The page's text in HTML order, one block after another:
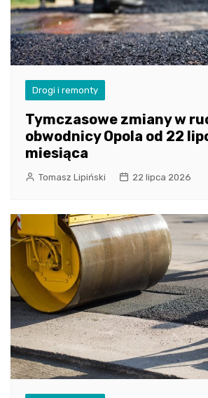
Drogi i remonty
Tymczasowe zmiany w
obwodnicy Opola od 22
miesiąca
Tomasz Lipiński 22 lipca 2026